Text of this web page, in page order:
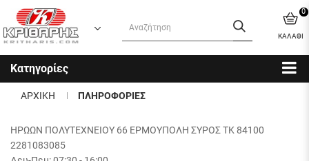
ΚΑΛΑΘΙ
0
Κατηγορίες
ΑΡΧΙΚΗ ΠΛΗΡΟΦΟΡΙΕΣ
ΗΡΩΩΝ ΠΟΛΥΤΕΧΝΕΙΟΥ 66 ΕΡΜΟΥΠΟΛΗ ΣΥΡΟΣ ΤΚ 84100
2281083085